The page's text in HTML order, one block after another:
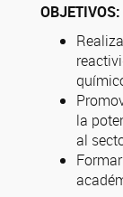
OBJETIVOS:
la
al